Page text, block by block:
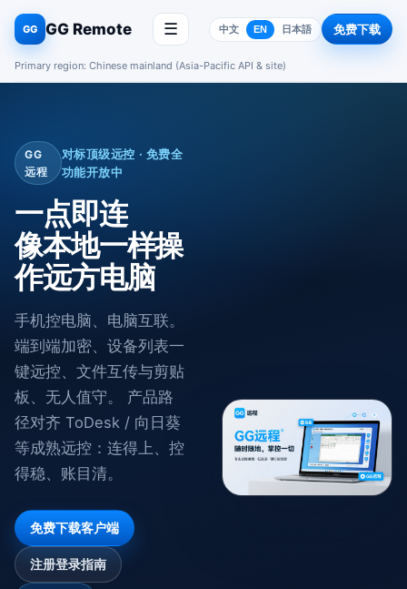
GG GG Remote ☰ 中文 EN 日本語 免费下载
Primary region: Chinese mainland (Asia-Pacific API & site)
GG
远程
对标顶级远控 · 免费全
功能开放中
一点即连
像本地一样操
作远方电脑
手机控电脑、电脑互联。
端到端加密、设备列表一
键远控、文件互传与剪贴
板、无人值守。 产品路
径对齐 ToDesk / 向日葵
等成熟远控：连得上、控
得稳、账目清。
免费下载客户端
注册登录指南